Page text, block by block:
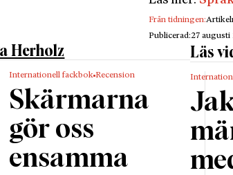
sakernas
skakiga
och –
Vi lever mitt i
moderna
det stora
som känt är
individuella
Från tidningen:
Publicerad:27 augusti
Herholz
Internationell fackbok Recension
Skärmarna
gör oss
ensamma
Läs